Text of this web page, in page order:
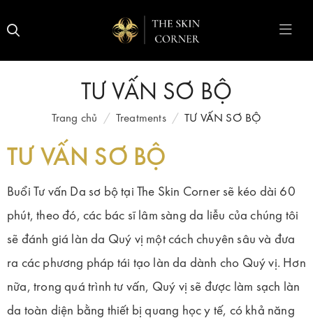
TƯ VẤN SƠ BỘ
Trang chủ Treatments TƯ VẤN SƠ BỘ
TƯ VẤN SƠ BỘ
Buổi Tư vấn Da sơ bộ tại The Skin Corner sẽ kéo dài 60
phút, theo đó, các bác sĩ lâm sàng da liễu của chúng tôi
sẽ đánh giá làn da Quý vị một cách chuyên sâu và đưa
ra các phương pháp tái tạo làn da dành cho Quý vị. Hơn
nữa, trong quá trình tư vấn, Quý vị sẽ được làm sạch làn
da toàn diện bằng thiết bị quang học y tế, có khả năng